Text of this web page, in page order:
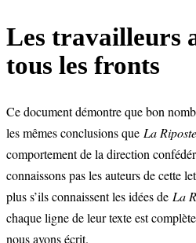
Les travailleurs
tous les fronts
Ce document démontre que bon
les mêmes conclusions que La Riposte
comportement de la direction
connaissons pas les auteurs de cette
plus s’ils connaissent les idées de La
chaque ligne de leur texte est
nous avons écrit.